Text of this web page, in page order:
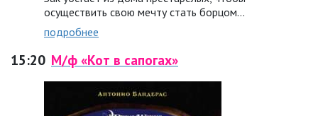
осуществить свою мечту стать борцом…
подробнее
15:20 М/ф «Кот в сапогах»